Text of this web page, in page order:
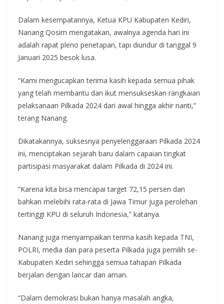
Dalam kesempatannya, Ketua KPU Kabupaten Kediri,
Nanang Qosim mengatakan, awalnya agenda hari ini
adalah rapat pleno penetapan, tapi diundur di tanggal 9
Januari 2025 besok lusa.
“Kami mengucapkan terima kasih kepada semua pihak
yang telah membantu dan ikut mensukseskan rangkaian
pelaksanaan Pilkada 2024 dari awal hingga akhir nanti,”
terang Nanang.
Dikatakannya, suksesnya penyelenggaraan Pilkada 2024
ini, menciptakan sejarah baru dalam capaian tingkat
partisipasi masyarakat dalam Pilkada di 2024 ini.
“Karena kita bisa mencapai target 72,15 persen dan
bahkan melebihi rata-rata di Jawa Timur juga perolehan
tertinggi KPU di seluruh Indonesia,” katanya.
Nanang juga menyampaikan terima kasih kepada TNI,
POLRI, media dan para peserta Pilkada juga pemilih se-
Kabupaten Kediri sehingga semua tahapan Pilkada
berjalan dengan lancar dan aman.
“Dalam demokrasi bukan hanya masalah angka,